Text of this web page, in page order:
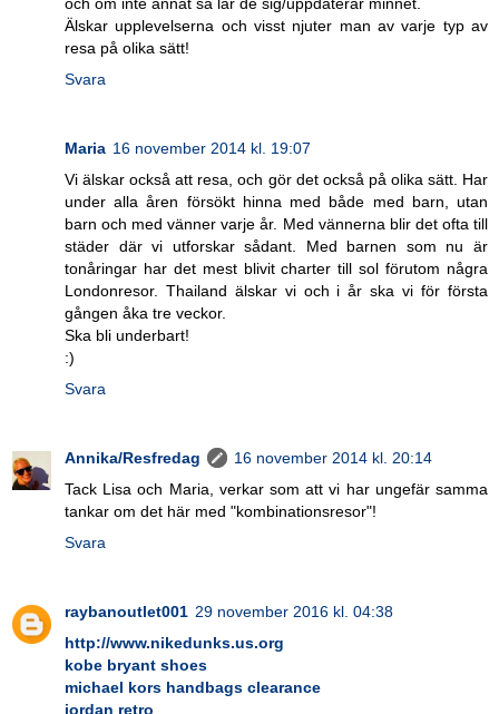
och om inte annat så lär de sig/uppdaterar minnet.
Älskar upplevelserna och visst njuter man av varje typ av
resa på olika sätt!
Svara
Maria 16 november 2014 kl. 19:07
Vi älskar också att resa, och gör det också på olika sätt. Har
under alla åren försökt hinna med både med barn, utan
barn och med vänner varje år. Med vännerna blir det ofta till
städer där vi utforskar sådant. Med barnen som nu är
tonåringar har det mest blivit charter till sol förutom några
Londonresor. Thailand älskar vi och i år ska vi för första
gången åka tre veckor.
Ska bli underbart!
:)
Svara
Annika/Resfredag
16 november 2014 kl. 20:14
Tack Lisa och Maria, verkar som att vi har ungefär samma
tankar om det här med "kombinationsresor"!
Svara
raybanoutlet001 29 november 2016 kl. 04:38
http://www.nikedunks.us.org
kobe bryant shoes
michael kors handbags clearance
jordan retro